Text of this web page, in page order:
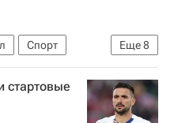
Еще8
Спорт
Тете
стартовые